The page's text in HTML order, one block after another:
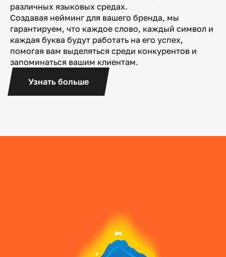
различных языковых средах.
Создавая нейминг для вашего бренда, мы
гарантируем, что каждое слово, каждый символ и
каждая буква будут работать на его успех,
помогая вам выделяться среди конкурентов и
запоминаться вашим клиентам.
Узнать больше